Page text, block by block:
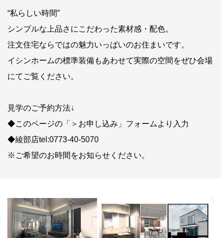
“私らしい時間”
シンプルな上品さにこだわった素材感・配色。
注文住宅ならではの魅力いっぱいのお住まいです。
イシンホームの標準装備もあわせて実際の空間をぜひ会場
にてご覧ください。
見学のご予約方法↓
◆このページの「＞お申し込み」フォームより入力
◆綾部店tel:0773-40-5070
※ご希望のお時間をお知らせください。